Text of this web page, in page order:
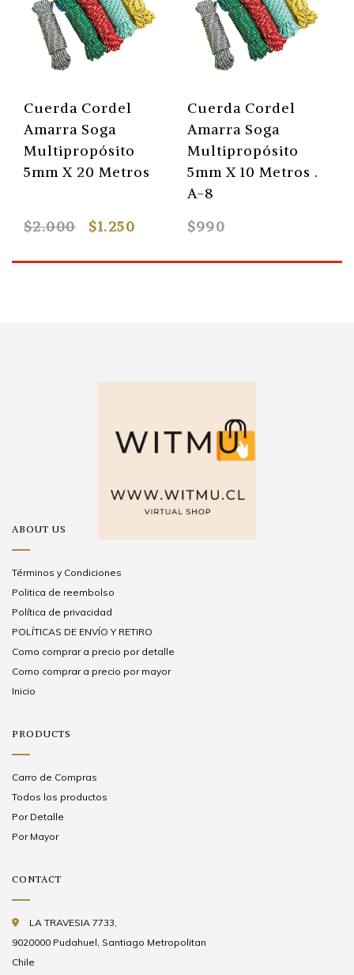
Cuerda Cordel
Amarra Soga
Multipropósito
5mm X 20 Metros
$2.000 $1.250
Cuerda Cordel
Amarra Soga
Multipropósito
5mm X 10 Metros .
A-8
$990
ABOUT US
Términos y Condiciones
Politica de reembolso
Política de privacidad
POLÍTICAS DE ENVÍO Y RETIRO
Como comprar a precio por detalle
Como comprar a precio por mayor
Inicio
PRODUCTS
Carro de Compras
Todos los productos
Por Detalle
Por Mayor
CONTACT
LA TRAVESIA 7733,
9020000 Pudahuel, Santiago Metropolitan
Chile